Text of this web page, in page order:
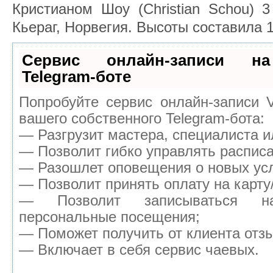
Кристианом Шоу (Christian Schou)
Кьераг, Норвегия. Высоты составила
Сервис онлайн-записи
Telegram-боте
Попробуйте сервис онлайн-записи
вашего собственного Telegram-бота:
— Разгрузит мастера, специалиста
— Позволит гибко управлять
— Разошлет оповещения о новых
— Позволит принять оплату на
— Позволит записываться
персональные посещения;
— Поможет получить от клиента
— Включает в себя сервис чаевых.